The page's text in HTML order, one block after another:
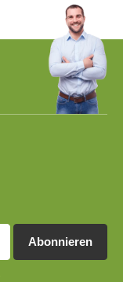
Abonnieren